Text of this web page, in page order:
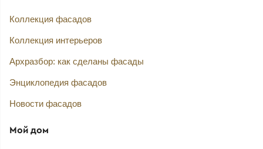
Коллекция фасадов
Коллекция интерьеров
Архразбор: как сделаны фасады
Энциклопедия фасадов
Новости фасадов
Мой дом